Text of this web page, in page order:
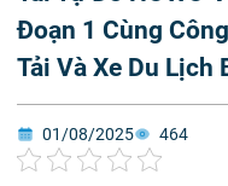
Đoạn 1 Cùng
Tải Và Xe Du Lịch
01/08/2025 464